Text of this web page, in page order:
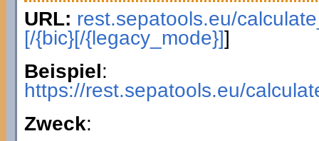
URL: rest.sepatools.eu/
[/{bic}[/{legacy_mode}]]
Beispiel:
https://rest.sepatools.eu/
Zweck: